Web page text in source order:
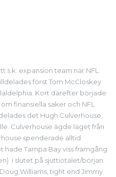
s.k. expansion team när NFL
först Tom McCloskey
Kort därefter började
finansiella saker och NFL
det Hugh Culverhouse,
Culverhouse ägde laget från
spenderade alltid
hade Tampa Bay viss framgång
i slutet på sjuttiotalet/början
Williams, tight end Jimmy